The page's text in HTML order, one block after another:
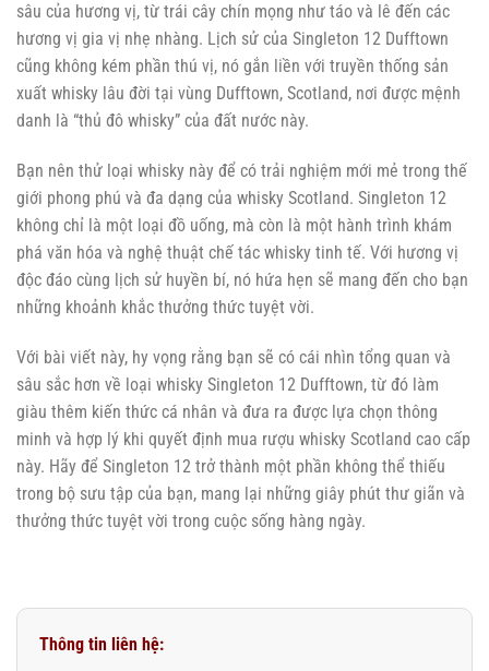
sâu của hương vị, từ trái cây chín mọng như táo và lê đến các
hương vị gia vị nhẹ nhàng. Lịch sử của Singleton 12 Dufftown
cũng không kém phần thú vị, nó gắn liền với truyền thống sản
xuất whisky lâu đời tại vùng Dufftown, Scotland, nơi được mệnh
danh là “thủ đô whisky” của đất nước này.
Bạn nên thử loại whisky này để có trải nghiệm mới mẻ trong thế
giới phong phú và đa dạng của whisky Scotland. Singleton 12
không chỉ là một loại đồ uống, mà còn là một hành trình khám
phá văn hóa và nghệ thuật chế tác whisky tinh tế. Với hương vị
độc đáo cùng lịch sử huyền bí, nó hứa hẹn sẽ mang đến cho bạn
những khoảnh khắc thưởng thức tuyệt vời.
Với bài viết này, hy vọng rằng bạn sẽ có cái nhìn tổng quan và
sâu sắc hơn về loại whisky Singleton 12 Dufftown, từ đó làm
giàu thêm kiến thức cá nhân và đưa ra được lựa chọn thông
minh và hợp lý khi quyết định mua rượu whisky Scotland cao cấp
này. Hãy để Singleton 12 trở thành một phần không thể thiếu
trong bộ sưu tập của bạn, mang lại những giây phút thư giãn và
thưởng thức tuyệt vời trong cuộc sống hàng ngày.
Thông tin liên hệ: